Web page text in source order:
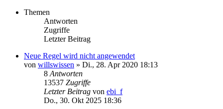
Themen
Antworten
Zugriffe
Letzter Beitrag
Neue Regel wird nicht angewendet
von willswissen » Di., 28. Apr 2020 18:13
8 Antworten
13537 Zugriffe
Letzter Beitrag von ebi_f
Do., 30. Okt 2025 18:36